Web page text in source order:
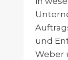
und
Weber